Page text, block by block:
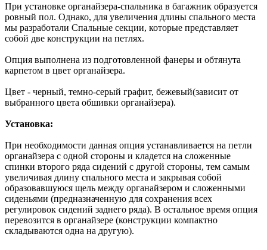
При установке органайзера-спальника в багажник образуется
ровный пол. Однако, для увеличения длины спального места
мы разработали Спальные секции, которые представляет
собой две конструкции на петлях.
Опция выполнена из подготовленной фанеры и обтянута
карпетом в цвет органайзера.
Цвет - черный, темно-серый графит, бежевый(зависит от
выбранного цвета обшивки органайзера).
Установка:
При необходимости данная опция устанавливается на петли
органайзера с одной стороны и кладется на сложенные
спинки второго ряда сидений с другой стороны, тем самым
увеличивая длину спального места и закрывая собой
образовавшуюся щель между органайзером и сложенными
сиденьями (предназначенную для сохранения всех
регулировок сидений заднего ряда). В остальное время опция
перевозится в органайзере (конструкции компактно
складываются одна на другую).